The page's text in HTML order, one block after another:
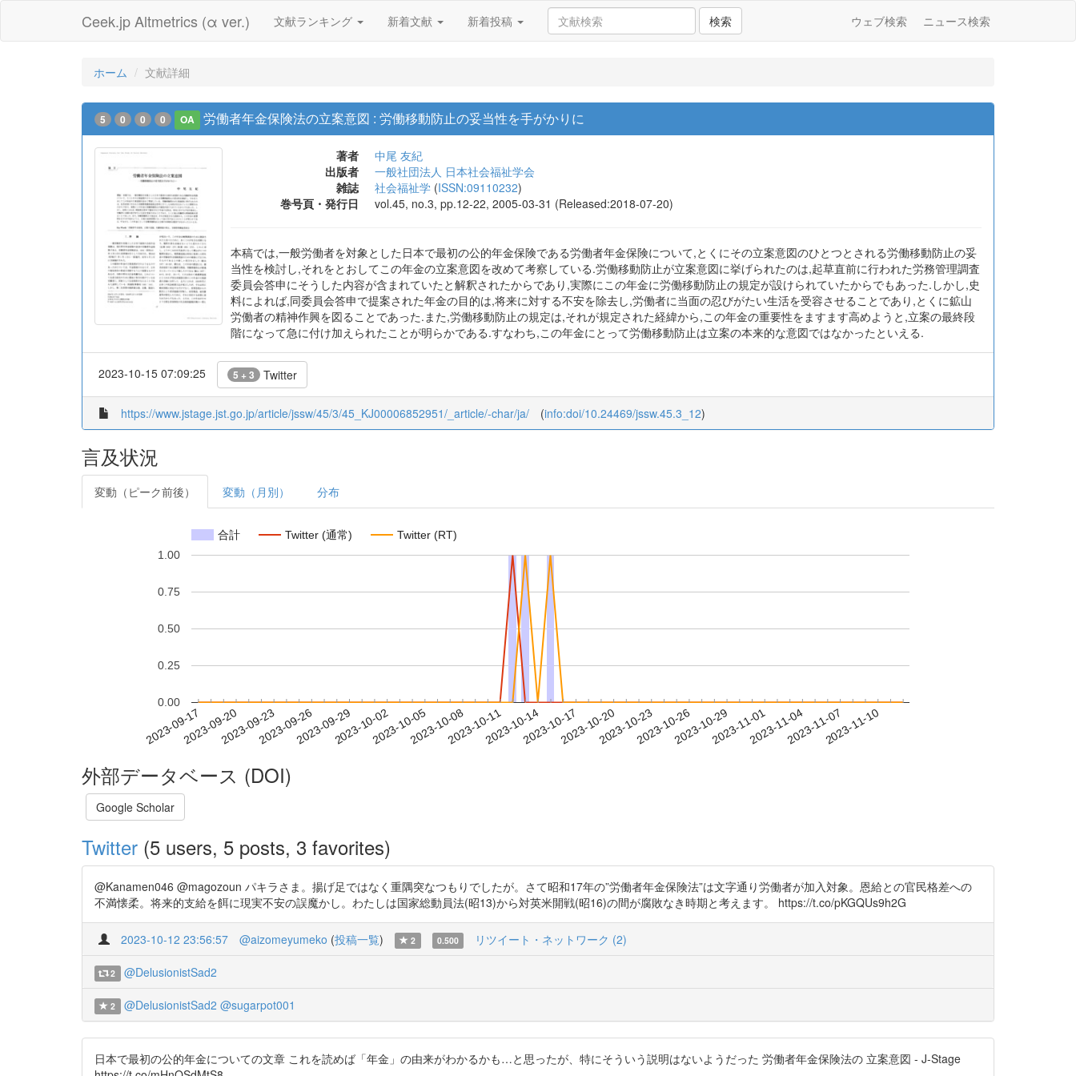
Ceek.jp Altmetrics (α ver.) 文献ランキング 新着文献 新着投稿 検索 ウェブ検索 ニュース検索
ホーム 文献詳細
5 0 0 0 OA 労働者年金保険法の立案意図 : 労働移動防止の妥当性を手がかりに
著者
中尾 友紀
出版者
一般社団法人 日本社会福祉学会
雑誌
社会福祉学 (ISSN:09110232)
巻号頁・発行日
vol.45, no.3, pp.12-22, 2005-03-31 (Released:2018-07-20)
本稿では,一般労働者を対象とした日本で最初の公的年金保険である労働者年金保険について,とくにその立案意図のひとつとされる労働移動防止の妥
当性を検討し,それをとおしてこの年金の立案意図を改めて考察している.労働移動防止が立案意図に挙げられたのは,起草直前に行われた労務管理調査
委員会答申にそうした内容が含まれていたと解釈されたからであり,実際にこの年金に労働移動防止の規定が設けられていたからでもあった.しかし,史
料によれば,同委員会答申で提案された年金の目的は,将来に対する不安を除去し,労働者に当面の忍びがたい生活を受容させることであり,とくに鉱山
労働者の精神作興を図ることであった.また,労働移動防止の規定は,それが規定された経緯から,この年金の重要性をますます高めようと,立案の最終段
階になって急に付け加えられたことが明らかである.すなわち,この年金にとって労働移動防止は立案の本来的な意図ではなかったといえる.
2023-10-15 07:09:25 5 + 3 Twitter
https://www.jstage.jst.go.jp/article/jssw/45/3/45_KJ00006852951/_article/-char/ja/ (info:doi/10.24469/jssw.45.3_12)
言及状況
変動（ピーク前後） 変動（月別） 分布
合計 Twitter (通常) Twitter (RT)
2023-09-172023-09-202023-09-232023-09-262023-09-292023-10-022023-10-052023-10-082023-10-112023-10-142023-10-172023-10-202023-10-232023-10-262023-10-292023-11-012023-11-042023-11-072023-11-10
0.00
0.25
0.50
0.75
1.00
外部データベース (DOI)
Google Scholar
Twitter (5 users, 5 posts, 3 favorites)
@Kanamen046 @magozoun パキラさま。揚げ足ではなく重隅突なつもりでしたが。さて昭和17年の”労働者年金保険法”は文字通り労働者が加入対象。恩給との官民格差への
不満懐柔。将来的支給を餌に現実不安の誤魔かし。わたしは国家総動員法(昭13)から対英米開戦(昭16)の間が腐敗なき時期と考えます。 https://t.co/pKGQUs9h2G
2023-10-12 23:56:57 @aizomeyumeko (投稿一覧) 2 0.500 リツイート・ネットワーク (2)
2 @DelusionistSad2
2 @DelusionistSad2 @sugarpot001
日本で最初の公的年金についての文章 これを読めば「年金」の由来がわかるかも…と思ったが、特にそういう説明はないようだった 労働者年金保険法の 立案意図 - J-Stage